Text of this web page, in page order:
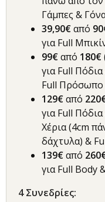
Γάμπες &
39,90€από 9
για Full
99€από 180€
για Full
Full Πρόσωπο
129€από
για Full
Χέρια (4cm
δάχτυλα) &
139€από
για Full Body
4 Συνεδρίες: